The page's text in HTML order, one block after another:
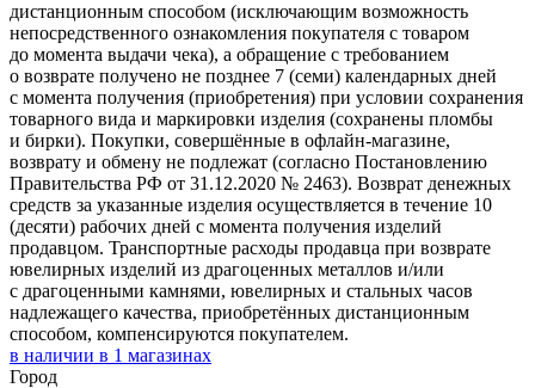
дистанционным способом (исключающим возможность
непосредственного ознакомления покупателя с товаром
до момента выдачи чека), а обращение с требованием
о возврате получено не позднее 7 (семи) календарных дней
с момента получения (приобретения) при условии сохранения
товарного вида и маркировки изделия (сохранены пломбы
и бирки). Покупки, совершённые в офлайн-магазине,
возврату и обмену не подлежат (согласно Постановлению
Правительства РФ от 31.12.2020 № 2463). Возврат денежных
средств за указанные изделия осуществляется в течение 10
(десяти) рабочих дней с момента получения изделий
продавцом. Транспортные расходы продавца при возврате
ювелирных изделий из драгоценных металлов и/или
с драгоценными камнями, ювелирных и стальных часов
надлежащего качества, приобретённых дистанционным
способом, компенсируются покупателем.
в наличии в 1 магазинах
Город